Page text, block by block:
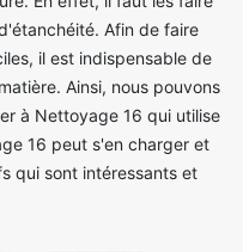
Afin de faire
il est indispensable de
Ainsi, nous pouvons
à Nettoyage 16 qui utilise
16 peut s'en charger et
qui sont intéressants et